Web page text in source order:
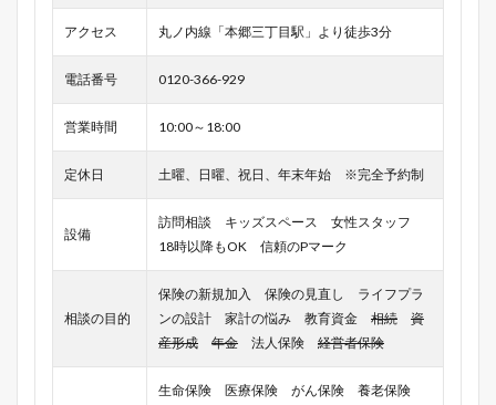
アクセス 丸ノ内線「本郷三丁目駅」より徒歩3分
電話番号 0120-366-929
営業時間 10:00～18:00
定休日 土曜、日曜、祝日、年末年始 ※完全予約制
設備
訪問相談 キッズスペース 女性スタッフ
18時以降もOK 信頼のPマーク
相談の目的
保険の新規加入 保険の見直し ライフプラ
ンの設計 家計の悩み 教育資金 相続
資
産形成
年金 法人保険 経営者保険
生命保険 医療保険 がん保険 養老保険